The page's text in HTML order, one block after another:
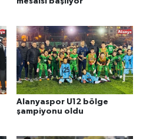
Alanyaspor U12 bölge
şampiyonu oldu